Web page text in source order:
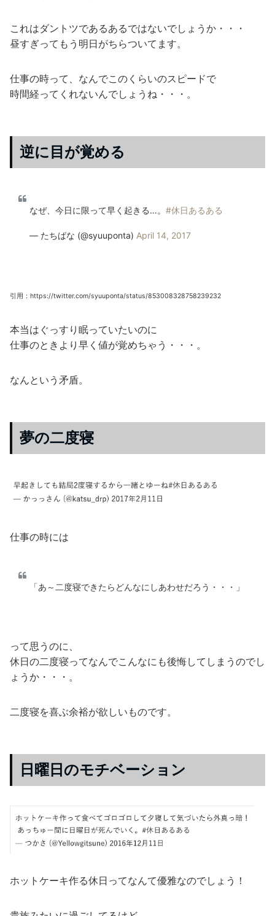
これはダントツであるあるではないでしょうか・・・
昼すぎってもう明日がちらついてます。
仕事の時って、なんでこのくらいのスピードで
時間経ってくれないんでしょうね・・・。
逆に目が覚める
なぜ、今日に限って早く起きる…。 #休日あるある
— たちばな (@syuuponta) April 14, 2017
引用：https://twitter.com/syuuponta/status/853008328758239232
本当はぐっすり眠っていたいのに
仕事のときより早く値が覚めちゃう・・・。
なんという矛盾。
夢の二度寝
仕事の時には
「あ～二度寝できたらどんなにしあわせだろう・・・」
って思うのに、
休日の二度寝ってなんでこんなにも後悔してしまうのでし
ょうか・・・。
二度寝を喜ぶ余裕が欲しいものです。
日曜日のモチベーション
ホットケーキ作る休日ってなんて優雅なのでしょう！